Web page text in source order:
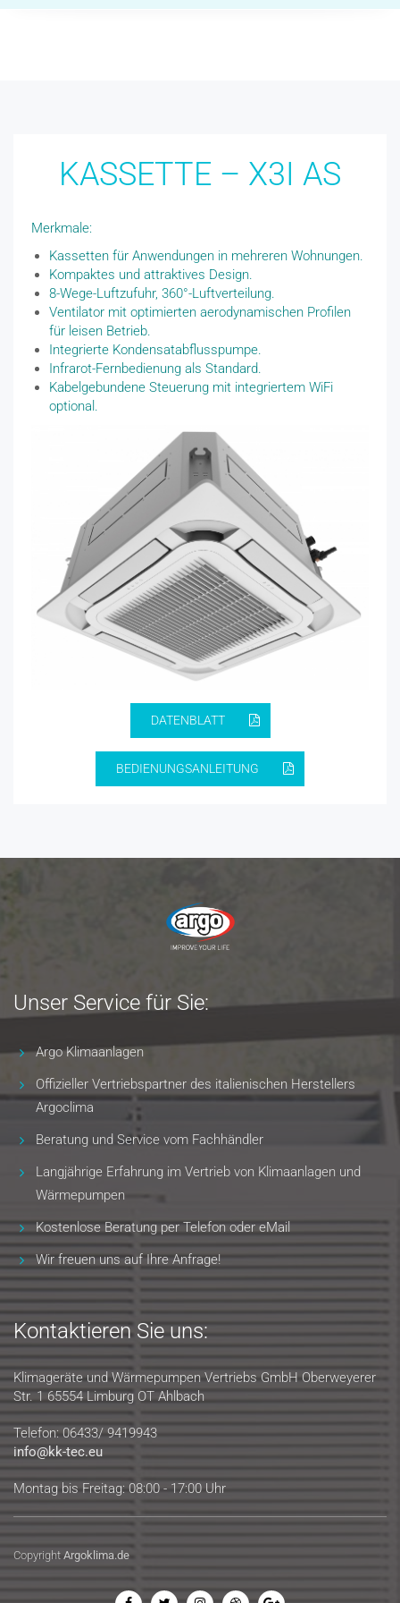
KASSETTE – X3I AS
Merkmale:
Kassetten für Anwendungen in mehreren Wohnungen.
Kompaktes und attraktives Design.
8-Wege-Luftzufuhr, 360°-Luftverteilung.
Ventilator mit optimierten aerodynamischen Profilen
für leisen Betrieb.
Integrierte Kondensatabflusspumpe.
Infrarot-Fernbedienung als Standard.
Kabelgebundene Steuerung mit integriertem WiFi
optional.
DATENBLATT
BEDIENUNGSANLEITUNG
Unser Service für Sie:
Argo Klimaanlagen
Offizieller Vertriebspartner des italienischen Herstellers
Argoclima
Beratung und Service vom Fachhändler
Langjährige Erfahrung im Vertrieb von Klimaanlagen und
Wärmepumpen
Kostenlose Beratung per Telefon oder eMail
Wir freuen uns auf Ihre Anfrage!
Kontaktieren Sie uns:
Klimageräte und Wärmepumpen Vertriebs GmbH Oberweyerer
Str. 1 65554 Limburg OT Ahlbach
Telefon: 06433/ 9419943
info@kk-tec.eu
Montag bis Freitag: 08:00 - 17:00 Uhr
Copyright Argoklima.de